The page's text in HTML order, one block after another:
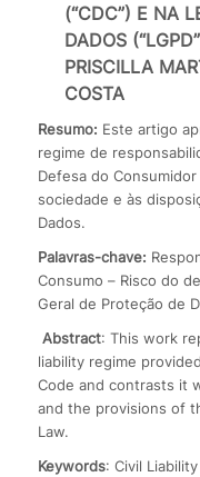
(“CDC”) E NA
DADOS
PRISCILLA
COSTA
Resumo: Este artigo
regime de
Defesa do
sociedade e às
Dados.
Palavras-chave:
Consumo – Risco do
Geral de Proteção de
Abstract: This work
liability regime
Code and contrasts it
and the provisions of
Law.
Keywords: Civil